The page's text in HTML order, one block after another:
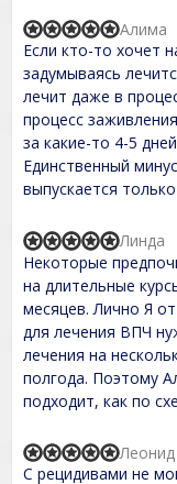
t
o
f
5
R
a
t
e
d
5
,
0
o
u
o
f
5
Если кто-то хочет
задумываясь
лечит даже в
процесс
за какие-то 4-5
Единственный
выпускается
Алима
R
a
t
d
5
,
0
o
u
o
f
5
Некоторые
на длительные
месяцев. Лично Я
для лечения ВПЧ
лечения на
полгода. Поэтому
подходит, как по
Линда
R
a
С рецидивами не
Леонид